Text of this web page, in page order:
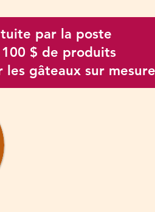
par la poste
$ de produits
gâteaux sur